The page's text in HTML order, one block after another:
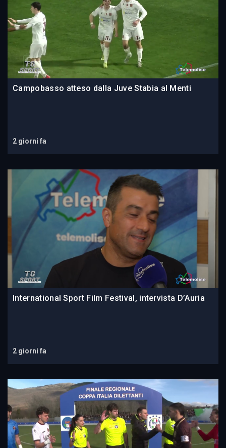
Campobasso atteso dalla Juve Stabia al Menti
2 giorni fa
International Sport Film Festival, intervista D’Auria
2 giorni fa